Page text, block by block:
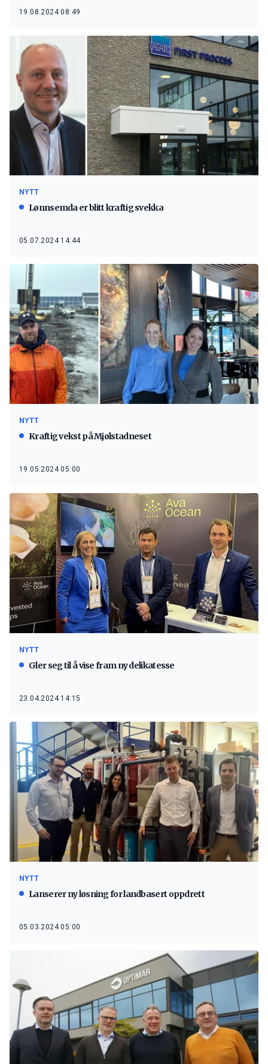
19.08.2024 08:49
NYTT
Lønnsemda er blitt kraftig svekka
05.07.2024 14:44
NYTT
Kraftig vekst på Mjølstadneset
19.05.2024 05:00
NYTT
Gler seg til å vise fram ny delikatesse
23.04.2024 14:15
NYTT
Lanserer ny løsning for landbasert oppdrett
05.03.2024 05:00